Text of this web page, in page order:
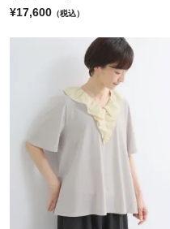
¥17,600 （税込）